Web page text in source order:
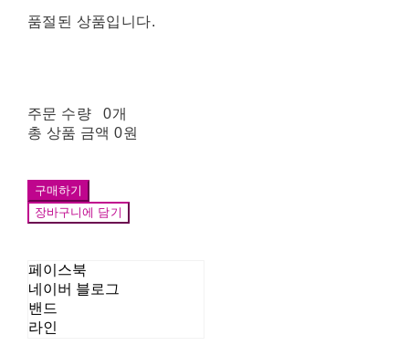
품절된 상품입니다.
주문 수량
0개
총 상품 금액 0원
구매하기
장바구니에 담기
페이스북
네이버 블로그
밴드
라인